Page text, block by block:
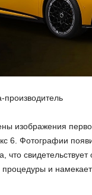
изображения
6. Фотографии
что
и